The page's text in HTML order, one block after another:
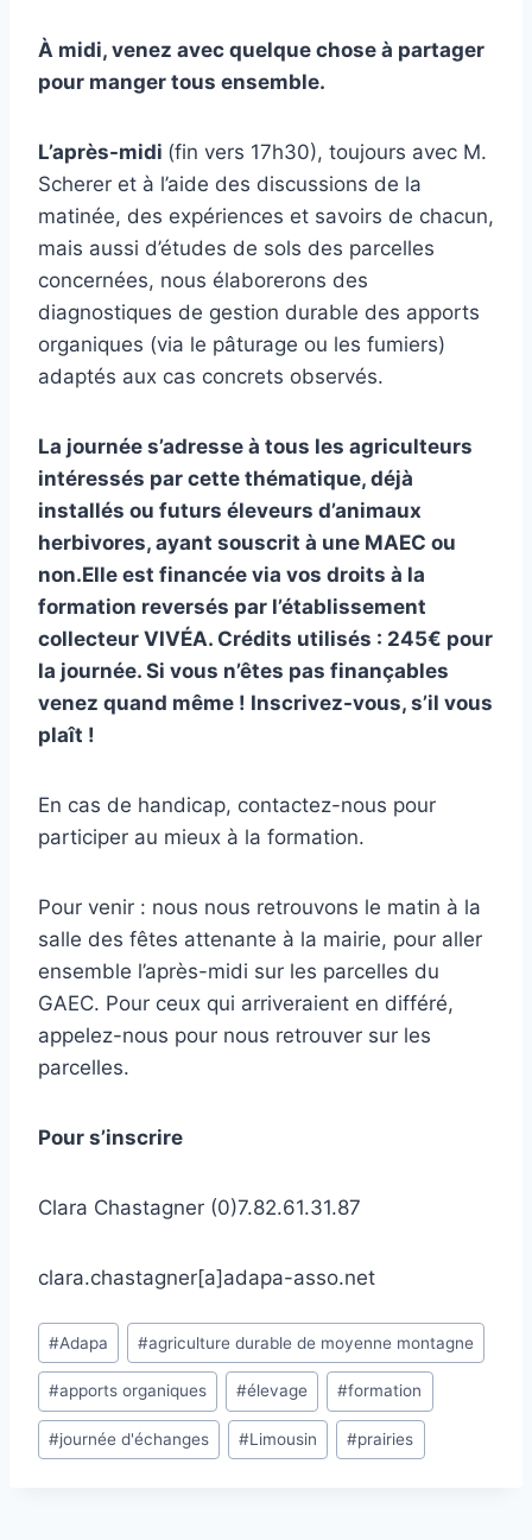
À midi, venez avec quelque chose à partager
pour manger tous ensemble.
L’après-midi (fin vers 17h30), toujours avec M.
Scherer et à l’aide des discussions de la
matinée, des expériences et savoirs de chacun,
mais aussi d’études de sols des parcelles
concernées, nous élaborerons des
diagnostiques de gestion durable des apports
organiques (via le pâturage ou les fumiers)
adaptés aux cas concrets observés.
La journée s’adresse à tous les agriculteurs
intéressés par cette thématique, déjà
installés ou futurs éleveurs d’animaux
herbivores, ayant souscrit à une MAEC ou
non.Elle est financée via vos droits à la
formation reversés par l’établissement
collecteur VIVÉA. Crédits utilisés : 245€ pour
la journée. Si vous n’êtes pas finançables
venez quand même ! Inscrivez-vous, s’il vous
plaît !
En cas de handicap, contactez-nous pour
participer au mieux à la formation.
Pour venir : nous nous retrouvons le matin à la
salle des fêtes attenante à la mairie, pour aller
ensemble l’après-midi sur les parcelles du
GAEC. Pour ceux qui arriveraient en différé,
appelez-nous pour nous retrouver sur les
parcelles.
Pour s’inscrire
Clara Chastagner (0)7.82.61.31.87
clara.chastagner[a]adapa-asso.net
Étiquettes
de
la
publication :
#Adapa #agriculture durable de moyenne montagne
#apports organiques #élevage #formation
#journée d'échanges #Limousin #prairies